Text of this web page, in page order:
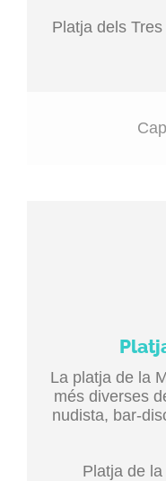
Platja dels
La platja de la
més diverses
nudista, bar-
Platja de